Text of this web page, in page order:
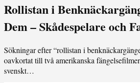
Rollistan i
Dem – Skådespelare och
Sökningar efter “rollistan i
oavkortat till två amerikanska
svenskt…